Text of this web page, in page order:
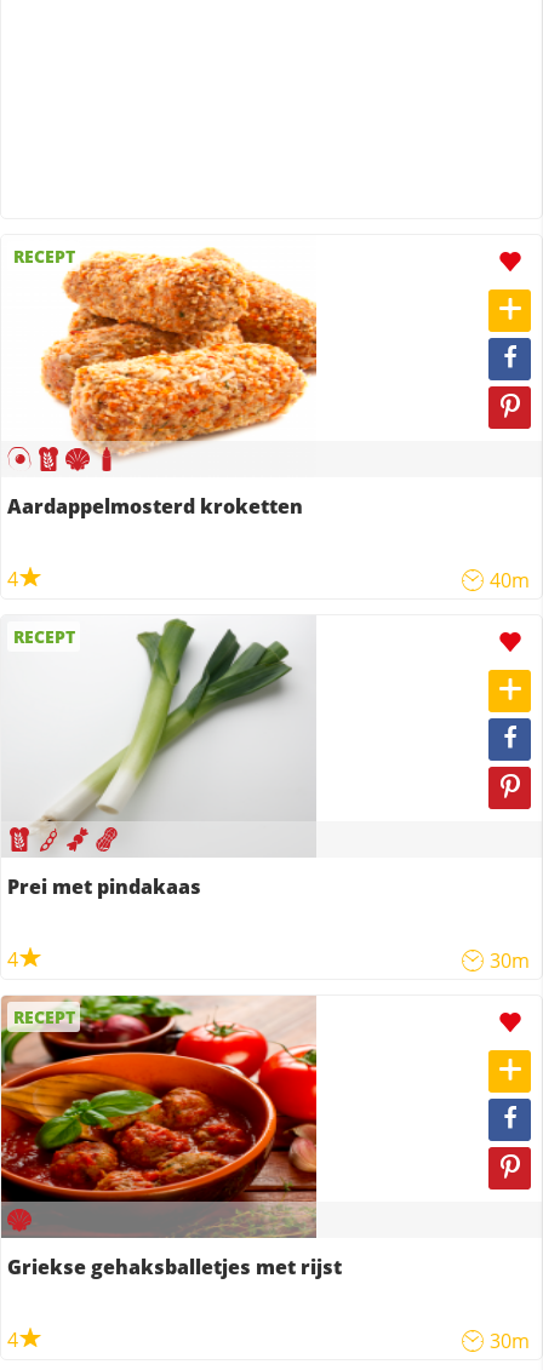
RECEPT
Aardappelmosterd kroketten
4 40m
RECEPT
Prei met pindakaas
4 30m
RECEPT
Griekse gehaksballetjes met rijst
4 30m